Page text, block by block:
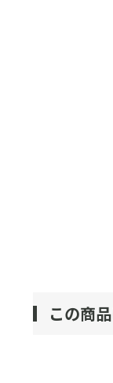
この商